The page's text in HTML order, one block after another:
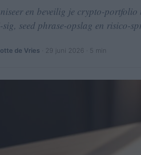
en beveilig je crypto-portfolio
seed phrase-opslag en risico-
de Vries 29 juni 2026 · 5 min